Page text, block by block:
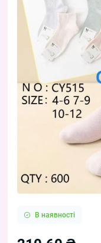
В наявності